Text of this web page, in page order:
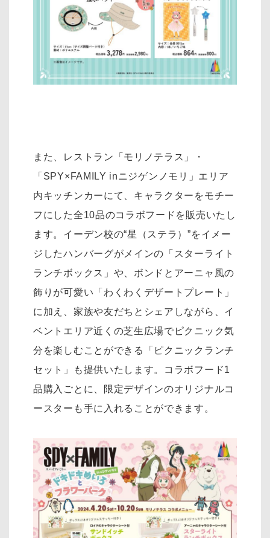
また、レストラン「モリノテラス」・
「SPY×FAMILY inニジゲンノモリ」エリア
内キッチンカーにて、キャラクターをモチー
フにした全10品のコラボフードを販売いたし
ます。イーデン校の“星（ステラ）”をイメー
ジしたハンバーグがメインの「スターライト
ランチボックス」や、ボンドとアーニャ風の
飾りが可愛い「わくわくデザートプレート」
に加え、家族や友だちとシェアしながら、イ
ベントエリア近くの芝生広場でピクニック気
分を楽しむことができる「ピクニックランチ
セット」も提供いたします。コラボフード1
品購入ごとに、限定デザインのオリジナルコ
ースターも手に入れることができます。